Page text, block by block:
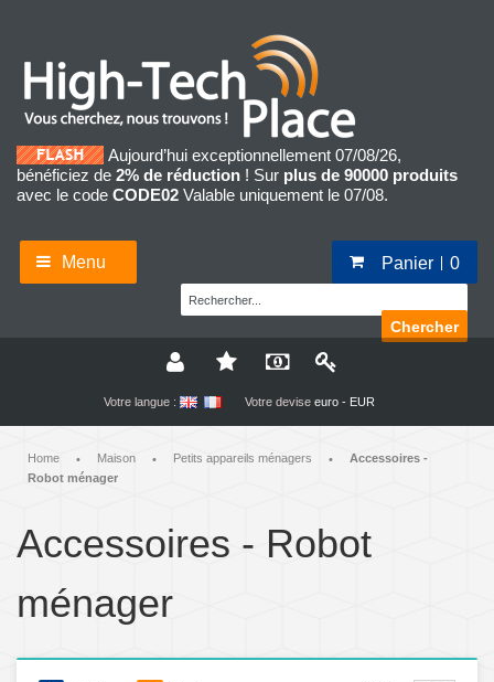
Aujourd’hui exceptionnellement 07/08/26,
bénéficiez de 2% de réduction ! Sur plus de 90000 produits
avec le code CODE02 Valable uniquement le 07/08.
Menu Panier 0
Chercher
Votre langue : Votre devise euro - EUR
Home • Maison • Petits appareils ménagers •
Accessoires -
Robot ménager
Accessoires - Robot
ménager